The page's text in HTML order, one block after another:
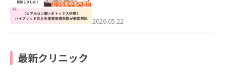
た。
2026.05.22
最新クリニック